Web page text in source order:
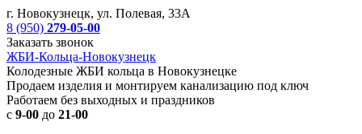
г. Новокузнецк, ул. Полевая, 33А
8 (950) 279-05-00
Заказать звонок
ЖБИ-Кольца-Новокузнецк
Колодезные ЖБИ кольца в Новокузнецке
Продаем изделия и монтируем канализацию под ключ
Работаем без выходных и праздников
с 9-00 до 21-00